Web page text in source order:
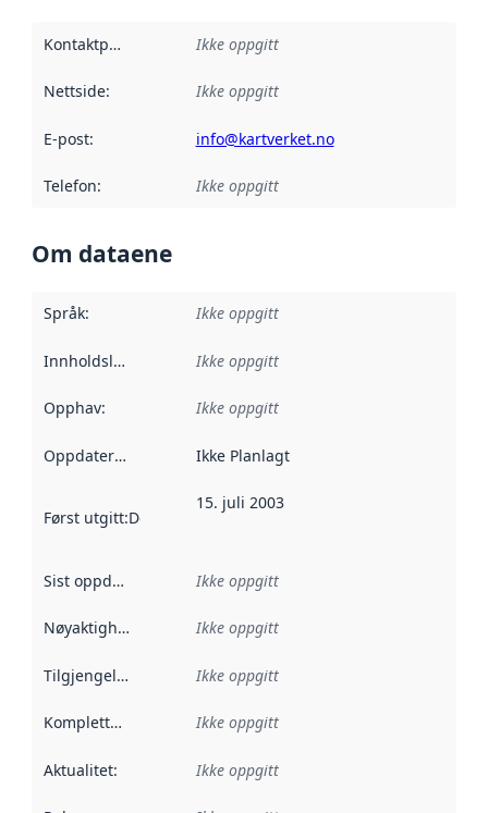
Kontaktpunkt Ikke oppgitt
Nettside: Ikke oppgitt
E-post: info@kartverket.no
Telefon: Ikke oppgitt
Om dataene
Språk: Ikke oppgitt
Innholdsleverandører :
Ikke oppgitt
Opphav: Ikke oppgitt
Oppdateringsfrekvens :
Ikke Planlagt
Først utgitt:Denne datoen sier når dataene i dette
15. juli 2003
Sist oppdatert Ikke oppgitt
Nøyaktighet Ikke oppgitt
Tilgjengelighet Ikke oppgitt
Kompletthet Ikke oppgitt
Aktualitet: Ikke oppgitt